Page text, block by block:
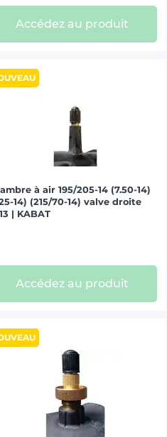
Accédez au produit
à air 195/205-14 (7.50-14)
14) (215/70-14) valve droite
| KABAT
Accédez au produit